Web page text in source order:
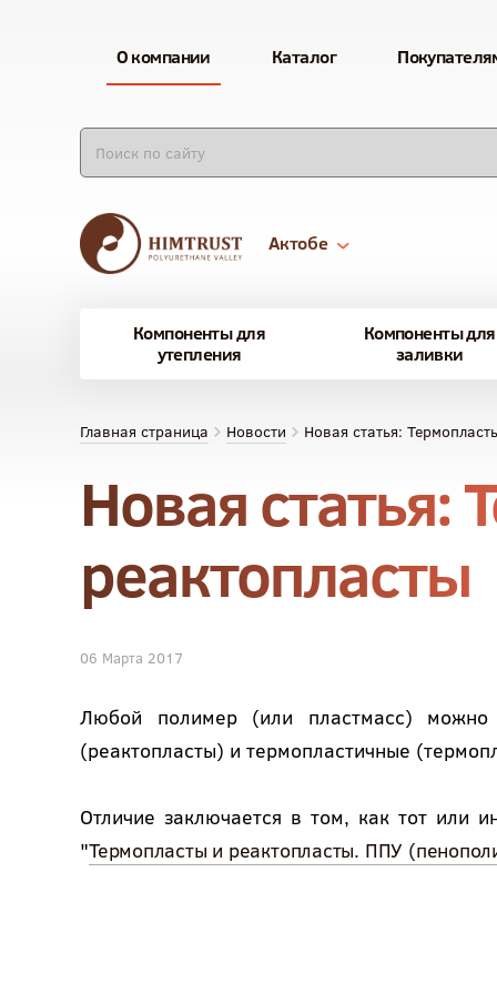
О компании Каталог
Актобе
Компоненты для
утепления
Компоненты для
заливки
Главная страница Новости Новая статья:
Новая статья:
реактопласты
06 Марта 2017
Любой полимер (или пластмасс) можно
(реактопласты) и термопластичные
Отличие заключается в том, как тот или
"Термопласты и реактопласты. ППУ